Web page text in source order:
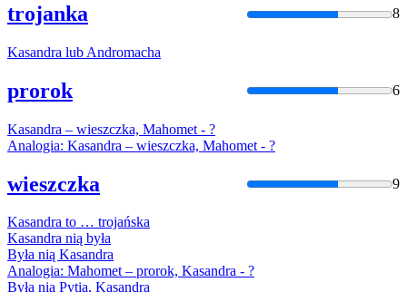
trojanka 8
Kasandra lub Andromacha
prorok 6
Kasandra – wieszczka, Mahomet - ?
Analogia: Kasandra – wieszczka, Mahomet - ?
wieszczka 9
Kasandra to … trojańska
Kasandra nią była
Była nią Kasandra
Analogia: Mahomet – prorok, Kasandra - ?
Była nią Pytia, Kasandra